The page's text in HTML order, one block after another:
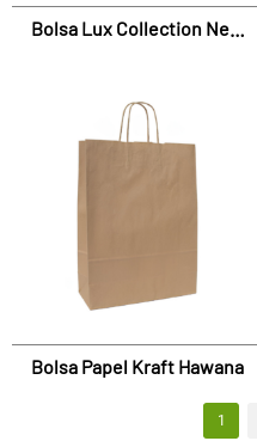
Bolsa Lux Collection New
Bolsa Papel Kraft Hawana
1